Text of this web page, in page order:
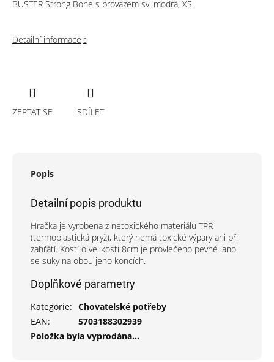
BUSTER Strong Bone s provazem sv. modrá, XS
Detailní informace
ZEPTAT SE SDÍLET
Popis
Detailní popis produktu
Hračka je vyrobena z netoxického materiálu TPR
(termoplastická pryž), který nemá toxické výpary ani při
zahřátí. Kostí o velikosti 8cm je provlečeno pevné lano
se suky na obou jeho koncích.
Doplňkové parametry
Kategorie: Chovatelské potřeby
EAN:
5703188302939
Položka byla vyprodána…